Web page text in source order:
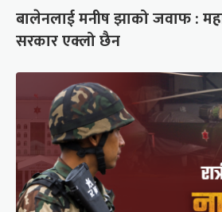
बालेनलाई मनीष झाको जवाफ :
सरकार एक्लो छैन